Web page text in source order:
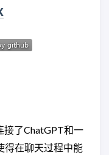
了ChatGPT和一
得在聊天过程中能